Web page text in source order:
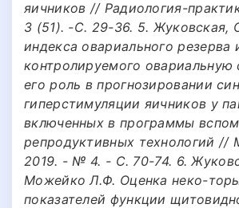
яичников // Радиология-
3 (51). -С. 29-36. 5. Жуковская,
индекса овариального резерва
контролируемого
его роль в прогнозировании
гиперстимуляции яичников у
включенных в программы
репродуктивных технологий //
2019. - № 4. - С. 70-74. 6.
Можейко Л.Ф. Оценка неко-
показателей функции